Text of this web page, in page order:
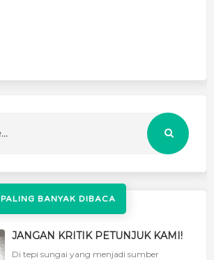
PALING BANYAK DIBACA
JANGAN KRITIK PETUNJUK KAMI!
Di tepi sungai yang menjadi sumber